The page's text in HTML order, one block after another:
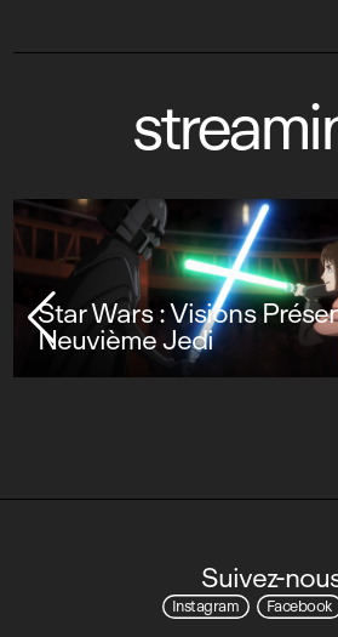
Star Wars : Visions
Neuvième Jedi
Suivez-
Instagram Facebook